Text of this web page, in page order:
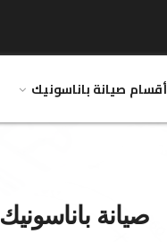
أقسام صيانة باناسونيك
صيانة باناسونيك